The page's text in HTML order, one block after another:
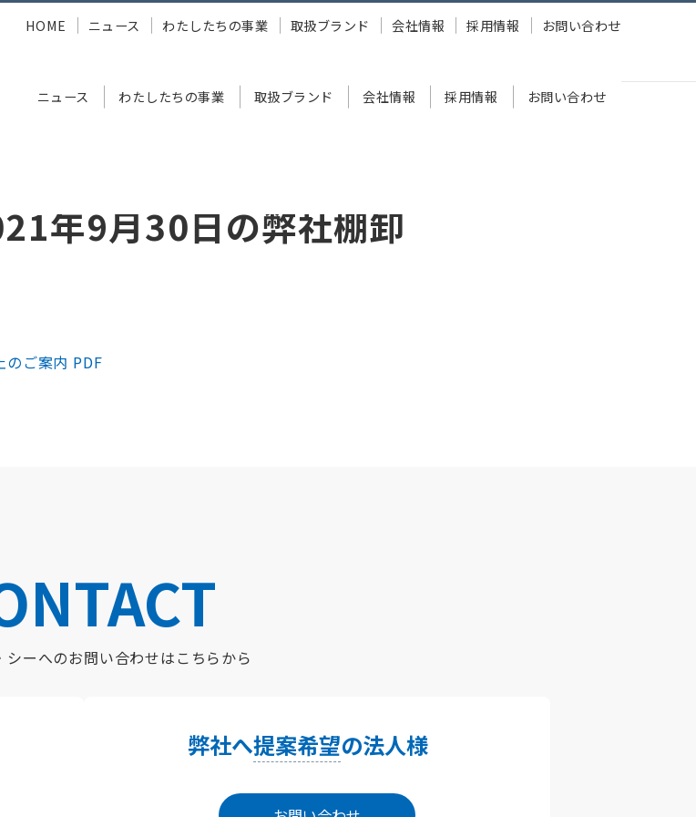
ニュース わたしたちの事業 取扱ブランド 会社情報 採用情報 お問い合わせ
HOME ニュース わたしたちの事業 取扱ブランド 会社情報 採用情報 お問い合わせ
の実施のご案内
年9月30日の弊社棚卸
ご案内 PDF
シーへのお問い合わせはこちらから
弊社へ提案希望の法人様